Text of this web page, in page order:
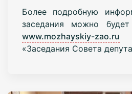
Более подробную
заседания можно
www.mozhayskiy-zao.ru
«Заседания Совета